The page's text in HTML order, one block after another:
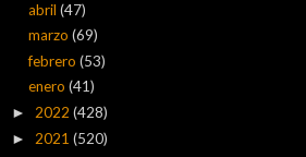
abril(47)
marzo(69)
febrero(53)
enero(41)
► 2022 (428)
► 2021 (520)